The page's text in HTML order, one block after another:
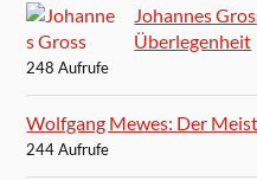
Johannes
Überlegenheit
248 Aufrufe
Wolfgang Mewes: Der
244 Aufrufe